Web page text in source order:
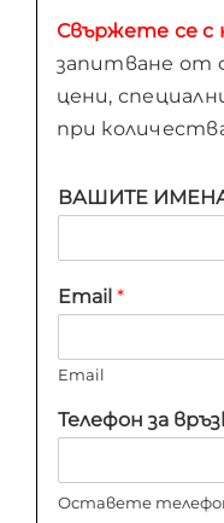
Свържете се с
запитване от
цени,
при
ВАШИТЕ
Email *
Email
Телефон за
Оставете телефон